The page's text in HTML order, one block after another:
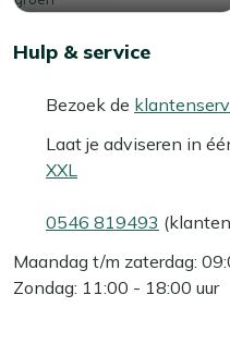
Hulp & service
Bezoek de
Laat je adviseren in
XXL
0546 819493
Maandag t/m zaterdag:
Zondag: 11:00 - 18:00 uur